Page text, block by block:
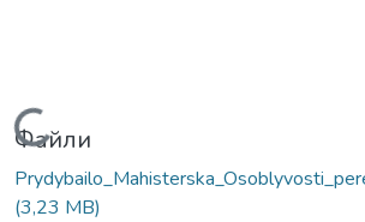
Вантажиться...
Файли
(3,23 MB)